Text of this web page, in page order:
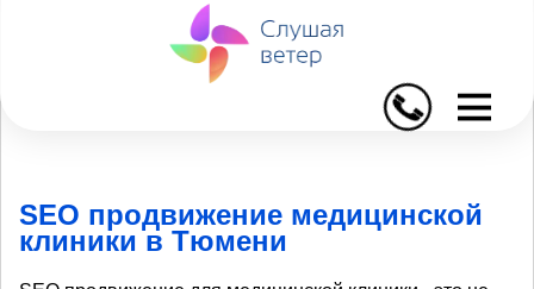
I
SEO продвижение медицинской
клиники в Тюмени